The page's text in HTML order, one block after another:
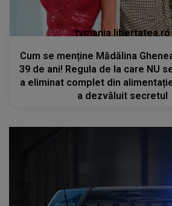
tvmania.libertatea.ro
Cum se menține Mădălina
39 de ani! Regula de la care NU
a eliminat complet din
a dezvăluit secretul